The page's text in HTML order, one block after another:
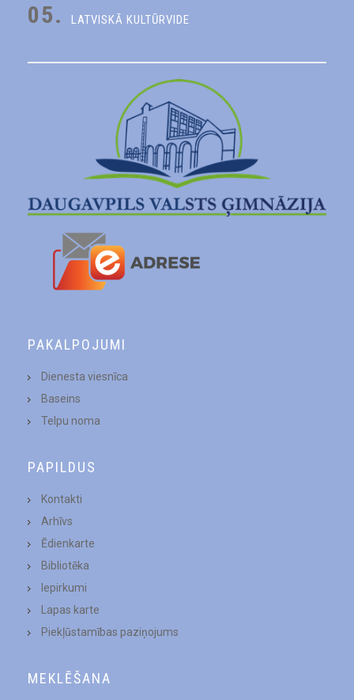
05. LATVISKĀ KULTŪRVIDE
PAKALPOJUMI
Dienesta viesnīca
Baseins
Telpu noma
PAPILDUS
Kontakti
Arhīvs
Ēdienkarte
Bibliotēka
Iepirkumi
Lapas karte
Piekļūstamības paziņojums
MEKLĒŠANA